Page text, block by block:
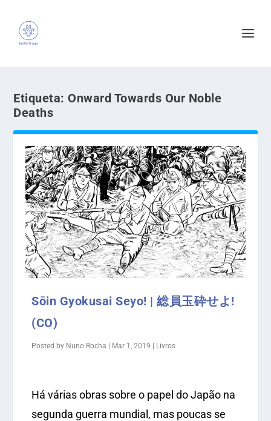
Etiqueta:Onward Towards Our Noble
Deaths
Sōin Gyokusai Seyo! | 総員玉砕せよ!
(CO)
Posted by Nuno Rocha | Mar 1, 2019 | Livros
Há várias obras sobre o papel do Japão na
segunda guerra mundial, mas poucas se